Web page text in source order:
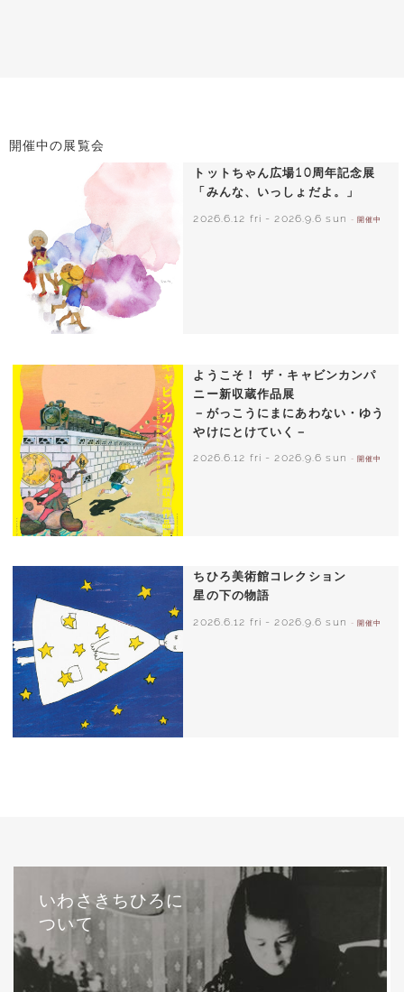
開催中の展覧会
トットちゃん広場10周年記念展
「みんな、いっしょだよ。」
2026.6.12 fri - 2026.9.6 sun - 開催中
ようこそ！ ザ・キャビンカンパ
ニー新収蔵作品展
－がっこうにまにあわない・ゆう
やけにとけていく－
2026.6.12 fri -2026.9.6 sun - 開催中
ちひろ美術館コレクション
星の下の物語
2026.6.12 fri -2026.9.6 sun - 開催中
いわさきちひろに
ついて